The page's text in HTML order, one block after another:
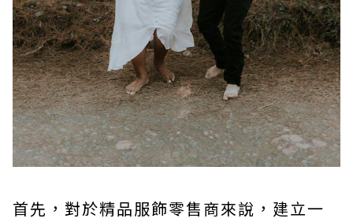
首先，對於精品服飾零售商來說，建立一